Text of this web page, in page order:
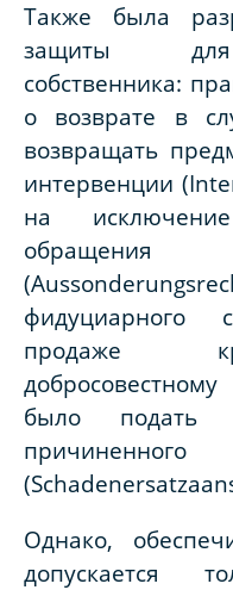
Также была
защиты для
собственника:
о возврате в
возвращать
интервенции
на
фидуциарного
продаже
было подать
Однако,
допускается